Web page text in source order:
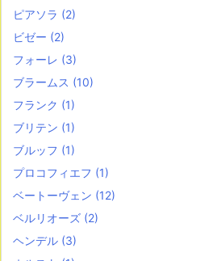
ピアソラ (2)
ビゼー (2)
フォーレ (3)
ブラームス (10)
フランク (1)
ブリテン (1)
ブルッフ (1)
プロコフィエフ (1)
ベートーヴェン (12)
ベルリオーズ (2)
ヘンデル (3)